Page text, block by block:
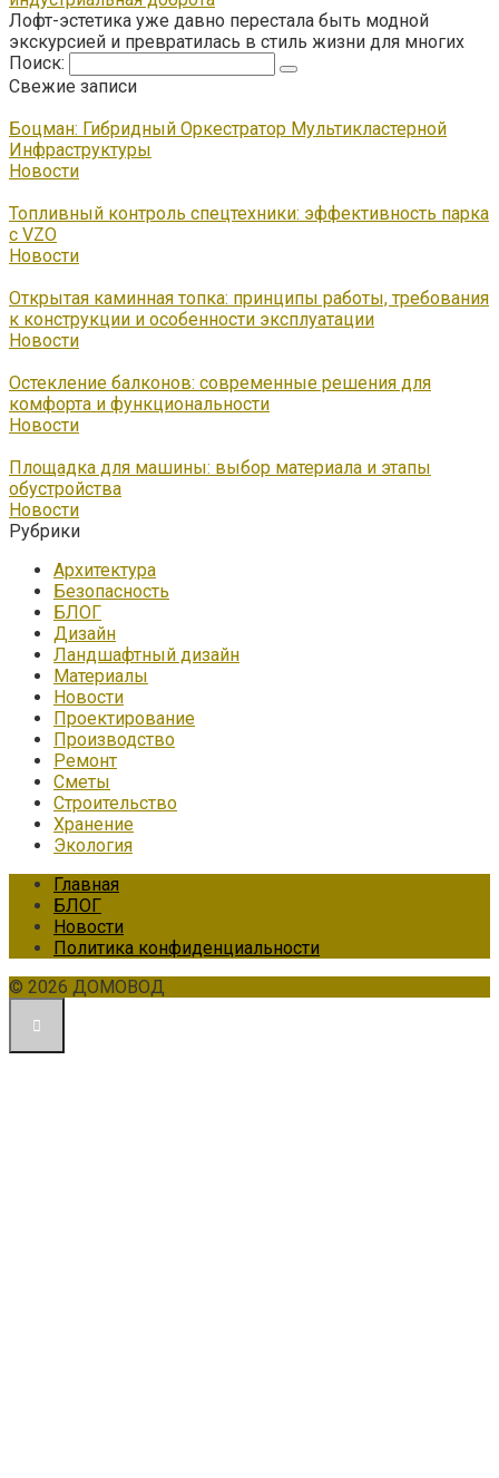
Лофт-эстетика уже давно перестала быть модной
экскурсией и превратилась в стиль жизни для многих
Поиск:
Свежие записи
Боцман: Гибридный Оркестратор Мультикластерной
Инфраструктуры
Новости
Топливный контроль спецтехники: эффективность парка
с VZO
Новости
Открытая каминная топка: принципы работы, требования
к конструкции и особенности эксплуатации
Новости
Остекление балконов: современные решения для
комфорта и функциональности
Новости
Площадка для машины: выбор материала и этапы
обустройства
Новости
Рубрики
Архитектура
Безопасность
БЛОГ
Дизайн
Ландшафтный дизайн
Материалы
Новости
Проектирование
Производство
Ремонт
Сметы
Строительство
Хранение
Экология
Главная
БЛОГ
Новости
Политика конфиденциальности
© 2026 ДОМОВОД